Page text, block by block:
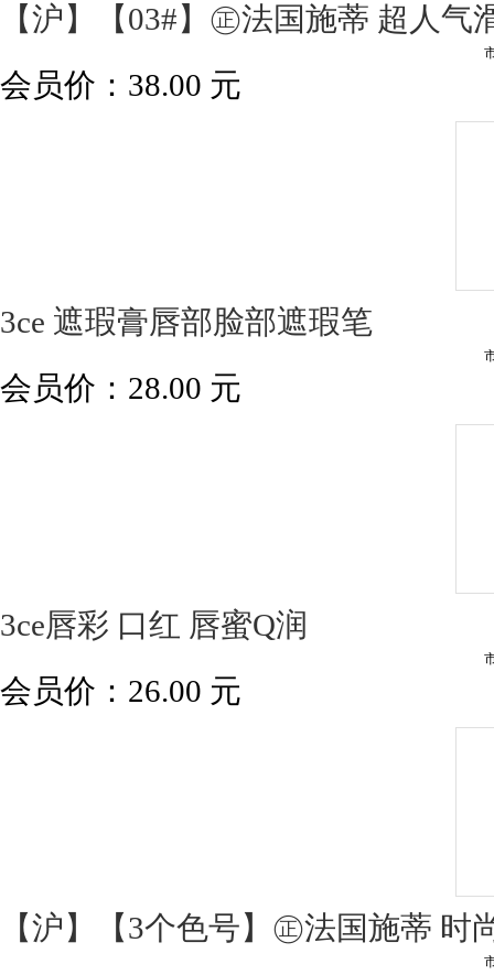
【沪】【03#】㊣法国施蒂 超人气
会员价： 38.00 元
3ce 遮瑕膏唇部脸部遮瑕笔
会员价： 28.00 元
3ce唇彩 口红 唇蜜Q润
会员价： 26.00 元
【沪】【3个色号】㊣法国施蒂 时